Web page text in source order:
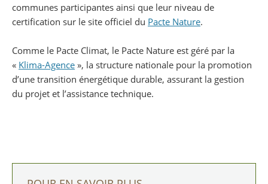
communes participantes ainsi que leur niveau de
certification sur le site officiel du Pacte Nature.
Comme le Pacte Climat, le Pacte Nature est géré par la
« Klima-Agence », la structure nationale pour la promotion
d’une transition énergétique durable, assurant la gestion
du projet et l’assistance technique.